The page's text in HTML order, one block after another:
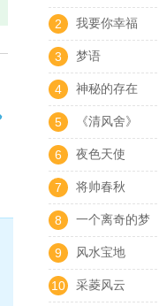
2 我要你幸福
3 梦语
4 神秘的存在
5 《清风舍》
6 夜色天使
7 将帅春秋
8 一个离奇的梦
9 风水宝地
10 采菱风云